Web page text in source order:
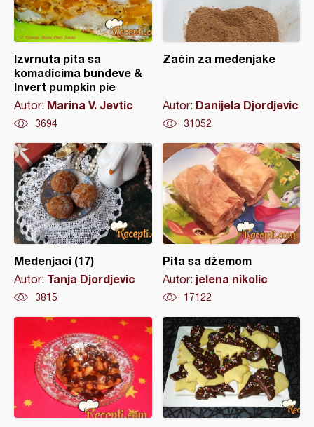
Izvrnuta pita sa
komadicima bundeve &
Invert pumpkin pie
Autor: Marina V. Jevtic
3694
Začin za medenjake
Autor: Danijela Djordjevic
31052
Medenjaci (17)
Autor: Tanja Djordjevic
3815
Pita sa džemom
Autor: jelena nikolic
17122